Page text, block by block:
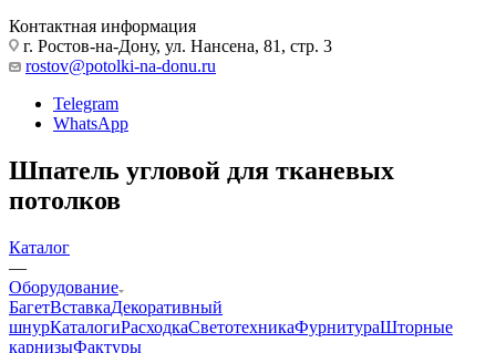
Контактная информация
г. Ростов-на-Дону, ул. Нансена, 81, стр. 3
rostov@potolki-na-donu.ru
Telegram
WhatsApp
Шпатель угловой для тканевых
потолков
Каталог
—
Оборудование
БагетВставкаДекоративный
шнурКаталогиРасходкаСветотехникаФурнитураШторные
карнизыФактуры